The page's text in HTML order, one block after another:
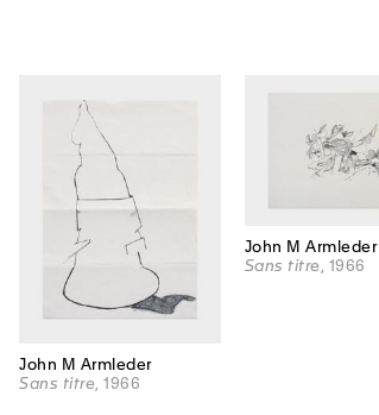
John M Armleder
Sans titre , 1966
John M Armleder
Sans titre , 1966